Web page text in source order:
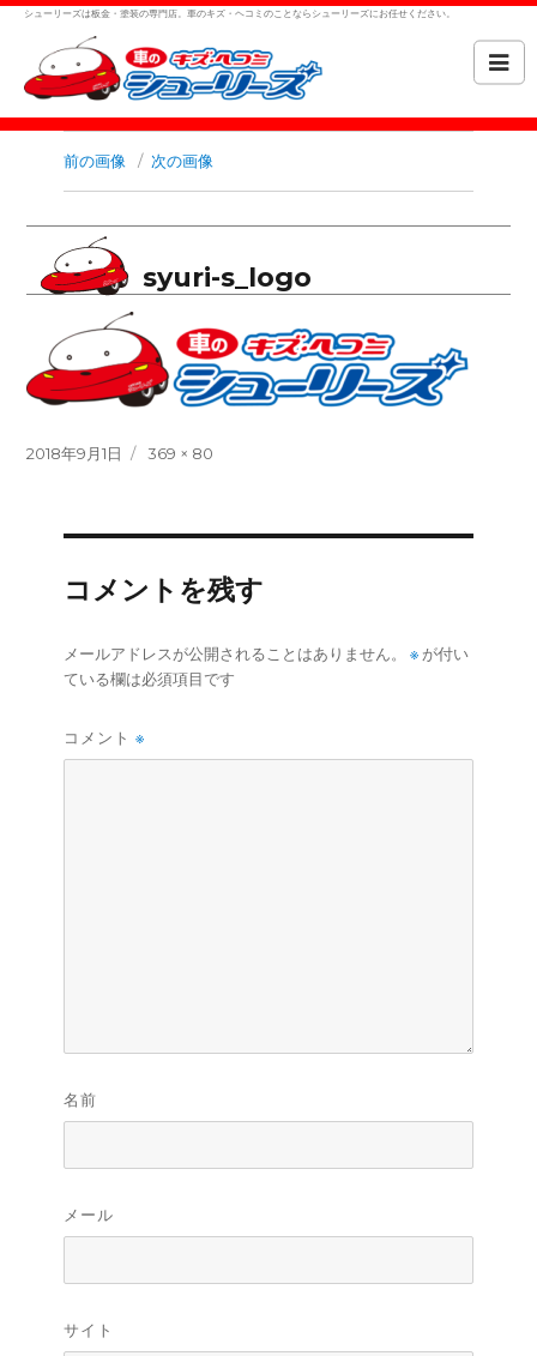
シューリーズは板金・塗装の専門店。車のキズ・ヘコミのことならシューリーズにお任せください。
前の画像 次の画像
syuri-s_logo
投
2018年9月1日
フ
369 × 80
コメントを残す
メールアドレスが公開されることはありません。 ※ が付い
ている欄は必須項目です
コメント※
名前
メール
サイト